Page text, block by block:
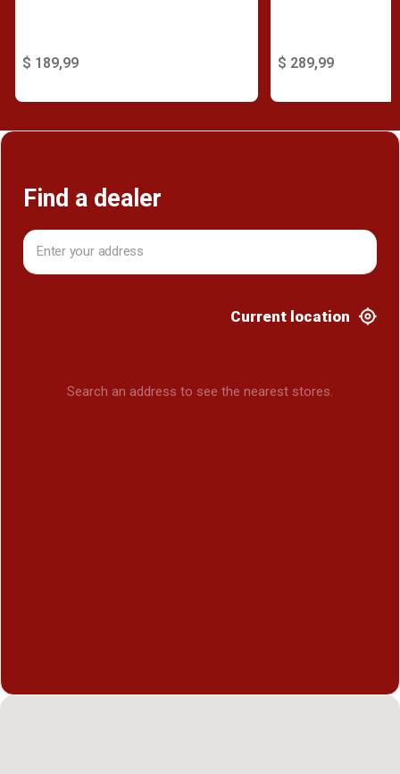
$ 189,99 $ 289,99
Find a dealer
Current location
Search an address to see the nearest stores.